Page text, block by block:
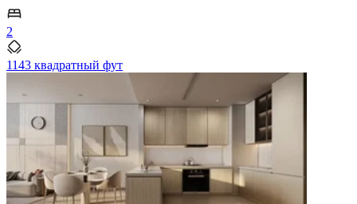
2
1143 квадратный фут